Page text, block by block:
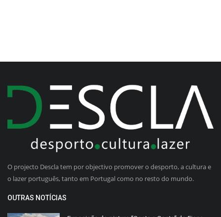
O projecto Descla tem por objectivo promover o desporto, a cultura e
o lazer português, tanto em Portugal como no resto do mundo.
OUTRAS NOTÍCIAS